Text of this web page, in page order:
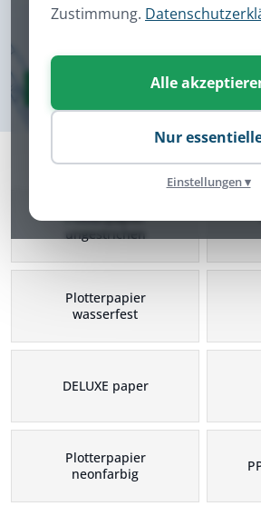
Zustimmung.
Alle
Nur
Einstellungen ▾
Plotterpapier
Plotterpapier
ungestrichen
Plotterpapier
wasserfest
DELUXE paper
Plotterpapier
neonfarbig